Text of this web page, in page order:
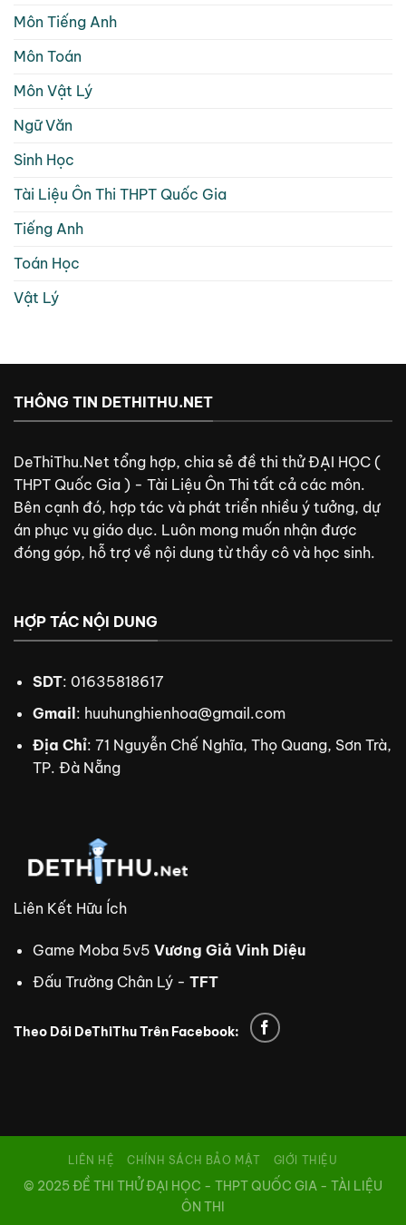
Môn Tiếng Anh
Môn Toán
Môn Vật Lý
Ngữ Văn
Sinh Học
Tài Liệu Ôn Thi THPT Quốc Gia
Tiếng Anh
Toán Học
Vật Lý
THÔNG TIN DETHITHU.NET
DeThiThu.Net tổng hợp, chia sẻ đề thi thử ĐẠI HỌC (
THPT Quốc Gia ) - Tài Liệu Ôn Thi tất cả các môn.
Bên cạnh đó, hợp tác và phát triển nhiều ý tưởng, dự
án phục vụ giáo dục. Luôn mong muốn nhận được
đóng góp, hỗ trợ về nội dung từ thầy cô và học sinh.
HỢP TÁC NỘI DUNG
SDT: 01635818617
Gmail: huuhunghienhoa@gmail.com
Địa Chỉ: 71 Nguyễn Chế Nghĩa, Thọ Quang, Sơn Trà,
TP. Đà Nẵng
Liên Kết Hữu Ích
Game Moba 5v5 Vương Giả Vinh Diệu
Đấu Trường Chân Lý - TFT
Theo Dõi DeThiThu Trên Facebook:
LIÊN HỆ CHÍNH SÁCH BẢO MẬT GIỚI THIỆU
© 2025 ĐỀ THI THỬ ĐẠI HỌC - THPT QUỐC GIA - TÀI LIỆU
ÔN THI